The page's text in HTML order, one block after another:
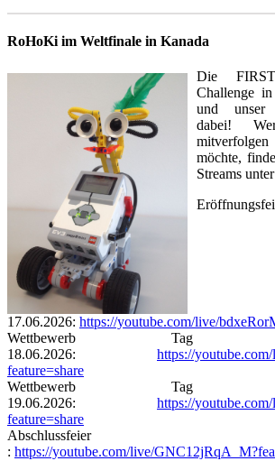
RoHoKi im Weltfinale in Kanada
Die
Challenge
und unser
dabei!
möchte,
Streams
17.06.2026: https://youtube.com/live/
Wettbewerb
18.06.2026: https://
feature=share
Wettbewerb
19.06.2026: https://
feature=share
Abschlussfeier
: https://youtube.com/live/